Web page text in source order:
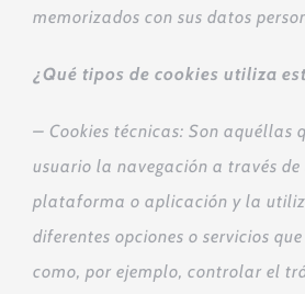
memorizados con sus datos
¿Qué tipos de cookies utiliza
– Cookies técnicas: Son aquéllas
usuario la navegación a través de
plataforma o aplicación y la
diferentes opciones o servicios
como, por ejemplo, controlar el